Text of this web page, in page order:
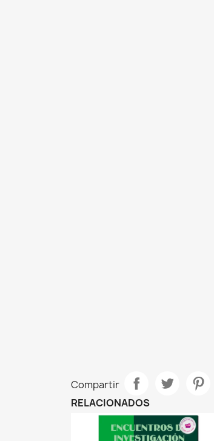
Compartir
RELACIONADOS